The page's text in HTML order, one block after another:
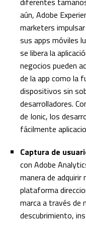
aún, Adobe
marketers
sus apps móviles
se libera la
negocios pueden
de la app como la
dispositivos sin
desarrolladores.
de Ionic, los
fácilmente
Captura de
con Adobe
manera de adquirir
plataforma
marca a través de
descubrimiento,